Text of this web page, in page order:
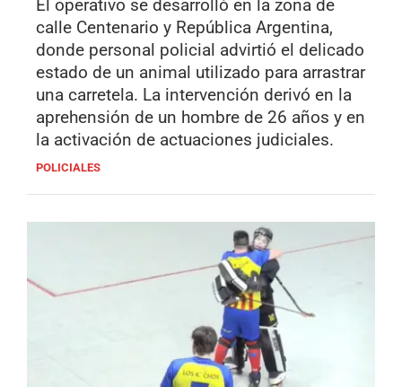
El operativo se desarrolló en la zona de
calle Centenario y República Argentina,
donde personal policial advirtió el delicado
estado de un animal utilizado para arrastrar
una carretela. La intervención derivó en la
aprehensión de un hombre de 26 años y en
la activación de actuaciones judiciales.
POLICIALES